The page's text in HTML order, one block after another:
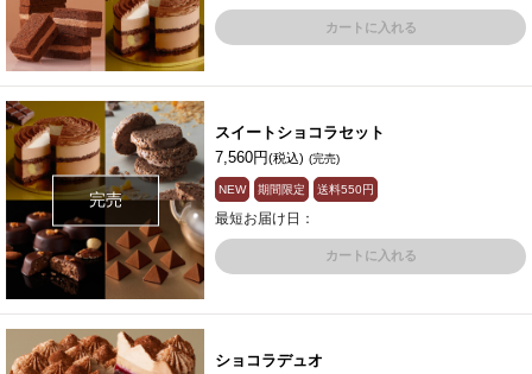
カートに入れる
完売
スイートショコラセット
7,560円(税込) (完売)
NEW 期間限定 送料550円
最短お届け日：
カートに入れる
ショコラデュオ